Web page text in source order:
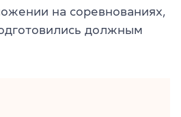
на соревнованиях,
должным